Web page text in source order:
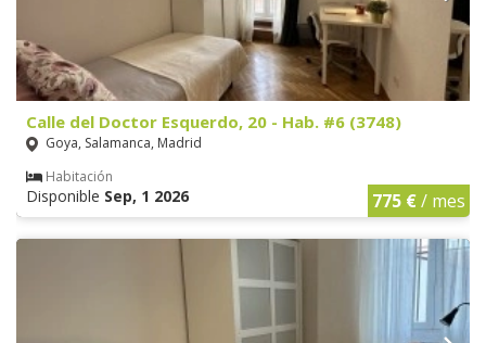
Calle del Doctor Esquerdo, 20 - Hab. #6 (3748)
Goya, Salamanca, Madrid
Habitación
Disponible Sep, 1 2026 775 €/ mes